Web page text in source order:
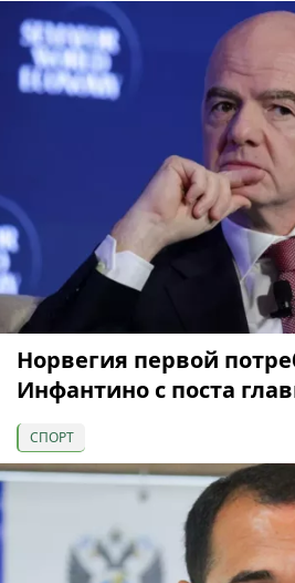
Норвегия первой
Инфантино с поста
СПОРТ